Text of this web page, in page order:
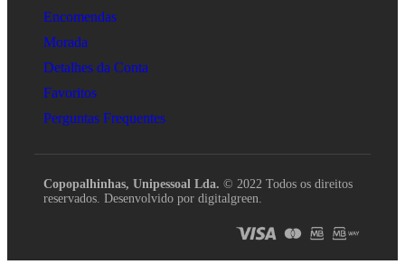
Encomendas
Morada
Detalhes da Conta
Favoritos
Perguntas Frequentes
Copopalhinhas, Unipessoal Lda. © 2022 Todos os direitos
reservados. Desenvolvido por digitalgreen.